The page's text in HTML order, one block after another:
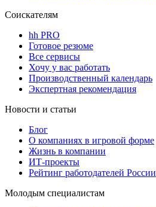
Соискателям
hh PRO
Готовое резюме
Все сервисы
Хочу у вас работать
Производственный календарь
Экспертная рекомендация
Новости и статьи
Блог
О компаниях в игровой форме
Жизнь в компании
ИТ-проекты
Рейтинг работодателей России
Молодым специалистам